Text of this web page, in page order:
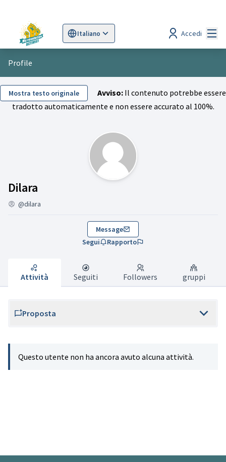
Italiano
Sprache wählen Scegli la lingua
Accedi
Profile
Mostra testo originale Avviso: Il contenuto potrebbe essere
tradotto automaticamente e non essere accurato al 100%.
Dilara
@dilara
Message
Segui
Rapporto
Attività Seguiti Followers gruppi
Proposta
Questo utente non ha ancora avuto alcuna attività.